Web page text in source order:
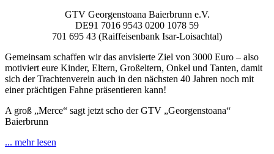
GTV Georgenstoana Baierbrunn e.V.
DE91 7016 9543 0200 1078 59
701 695 43 (Raiffeisenbank Isar-Loisachtal)
Gemeinsam schaffen wir das anvisierte Ziel von 3000 Euro – also
motiviert eure Kinder, Eltern, Großeltern, Onkel und Tanten, damit
sich der Trachtenverein auch in den nächsten 40 Jahren noch mit
einer prächtigen Fahne präsentieren kann!
A groß „Merce“ sagt jetzt scho der GTV „Georgenstoana“
Baierbrunn
... mehr lesen